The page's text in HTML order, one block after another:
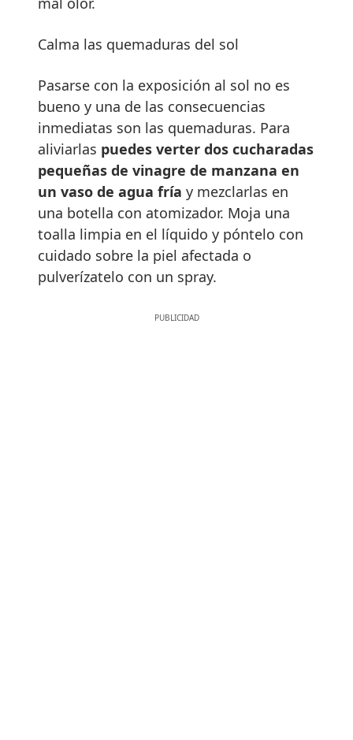
Calma las quemaduras del sol
Pasarse con la exposición al sol no es
bueno y una de las consecuencias
inmediatas son las quemaduras. Para
aliviarlas puedes verter dos cucharadas
pequeñas de vinagre de manzana en
un vaso de agua fría y mezclarlas en
una botella con atomizador. Moja una
toalla limpia en el líquido y póntelo con
cuidado sobre la piel afectada o
pulverízatelo con un spray.